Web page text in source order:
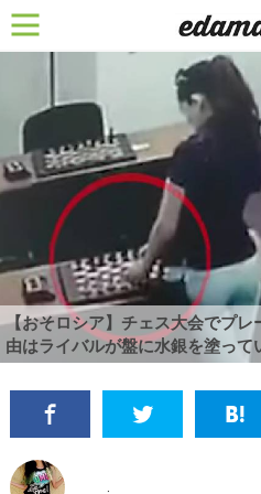
【おそロシア】チェス大会でプ
由はライバルが盤に水銀を塗って